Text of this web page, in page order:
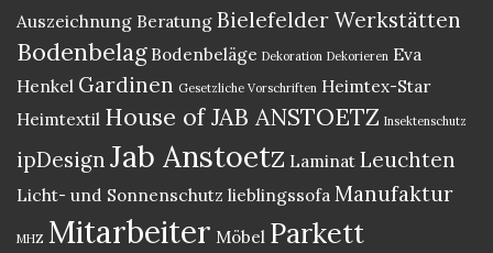
Auszeichnung Beratung Bielefelder Werkstätten
Bodenbelag Bodenbeläge Dekoration Dekorieren Eva
Henkel Gardinen Gesetzliche Vorschriften Heimtex-Star
Heimtextil House of JAB ANSTOETZ Insektenschutz
ipDesign Jab Anstoetz Laminat Leuchten
Licht- und Sonnenschutz lieblingssofa Manufaktur
MHZ Mitarbeiter Möbel Parkett